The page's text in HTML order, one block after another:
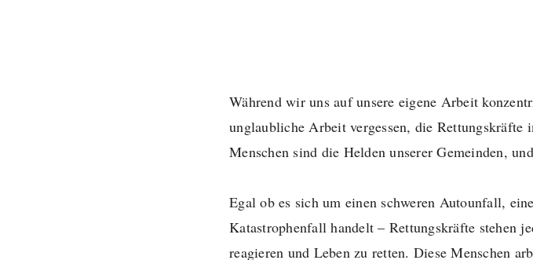
Während wir uns auf unsere eigene Arbeit
unglaubliche Arbeit vergessen, die Rettungskräfte
Menschen sind die Helden unserer Gemeinden,
Egal ob es sich um einen schweren Autounfall,
Katastrophenfall handelt – Rettungskräfte stehen
reagieren und Leben zu retten. Diese Menschen